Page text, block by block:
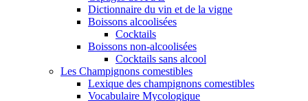
Dictionnaire du vin et de la vigne
Boissons alcoolisées
Cocktails
Boissons non-alcoolisées
Cocktails sans alcool
Les Champignons comestibles
Lexique des champignons comestibles
Vocabulaire Mycologique